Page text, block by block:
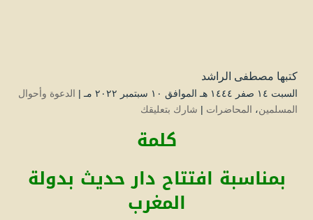
كتبها مصطفى الراشد
السبت ۱٤ صفر ۱٤٤٤ هـ الموافق ۱۰ سبتمبر ۲۰۲۲ مـ |
الدعوة وأحوال
المسلمين، المحاضرات | شارك بتعليقك
كلمة
بمناسبة افتتاح دار حديث بدولة
المغرب